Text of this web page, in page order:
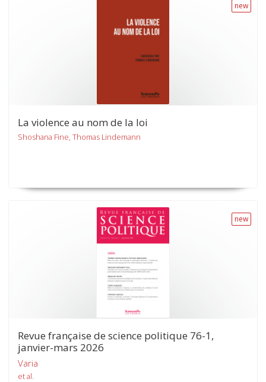
new
La violence au nom de la loi
Shoshana Fine, Thomas Lindemann
new
Revue française de science politique 76-1,
janvier-mars 2026
Varia
et al.